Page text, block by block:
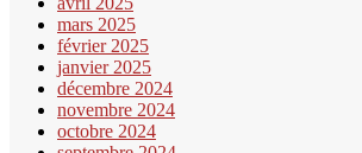
mars 2025
février 2025
janvier 2025
décembre 2024
novembre 2024
octobre 2024